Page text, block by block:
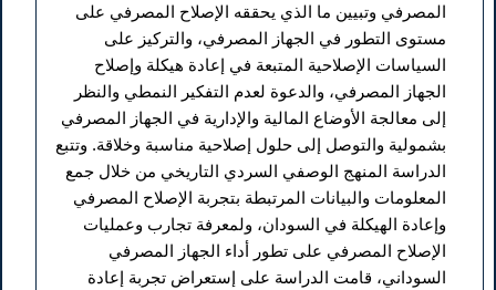
المصرفي وتبيين ما الذي يحققه الإصلاح المصرفي على
مستوى التطور في الجهاز المصرفي، والتركيز على
السياسات الإصلاحية المتبعة في إعادة هيكلة وإصلاح
الجهاز المصرفي، والدعوة لعدم التفكير النمطي والنظر
إلى معالجة الأوضاع المالية والإدارية في الجهاز المصرفي
بشمولية والتوصل إلى حلول إصلاحية مناسبة وخلاقة. وتتبع
الدراسة المنهج الوصفي السردي التاريخي من خلال جمع
المعلومات والبيانات المرتبطة بتجربة الإصلاح المصرفي
وإعادة الهيكلة في السودان، ولمعرفة تجارب وعمليات
الإصلاح المصرفي على تطور أداء الجهاز المصرفي
السوداني، قامت الدراسة على إستعراض تجربة إعادة